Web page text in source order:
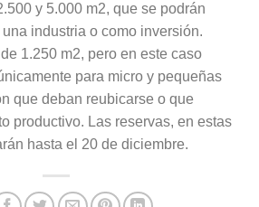
y 5.000 m2, que se podrán
industria o como inversión.
1.250 m2, pero en este caso
para micro y pequeñas
que deban reubicarse o que
productivo. Las reservas, en estas
hasta el 20 de diciembre.